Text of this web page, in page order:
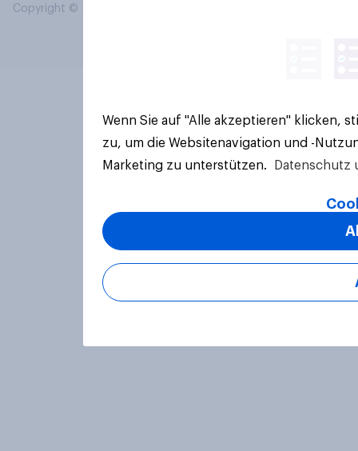
Copyright © 2026 YouGov PLC. Alle Rechte vorbehalten.
Wenn Sie auf "Alle akzeptieren" klicken,
zu, um die Websitenavigation und -
Marketing zu unterstützen.
Datenschutz